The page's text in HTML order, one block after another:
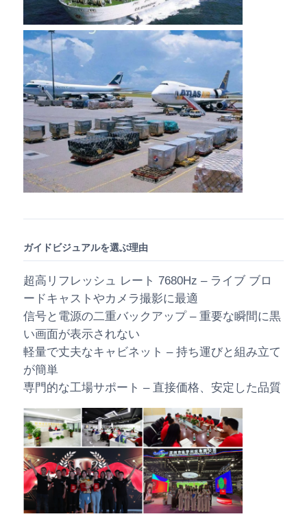
ガイドビジュアルを選ぶ理由
超高リフレッシュ レート 7680Hz – ライブ ブロ
ードキャストやカメラ撮影に最適
信号と電源の二重バックアップ – 重要な瞬間に黒
い画面が表示されない
軽量で丈夫なキャビネット – 持ち運びと組み立て
が簡単
専門的な工場サポート – 直接価格、安定した品質